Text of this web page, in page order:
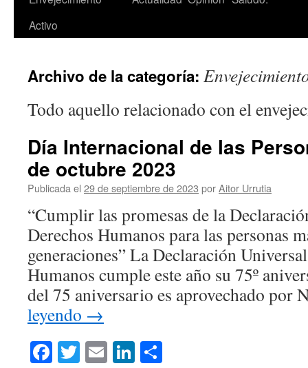
Activo
Archivo de la categoría:
Todo aquello relacionado con el
Día Internacional de las
de octubre 2023
Publicada el 29 de septiembre de 2023 porAitor Urrutia
“Cumplir las promesas de la
Derechos Humanos para las personas
generaciones” La Declaración
Humanos cumple este año su 75º
del 75 aniversario es aprovechado por
leyendo →
Facebook
Twitter
EmailLinkedIn